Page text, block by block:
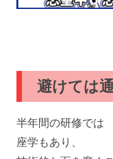
避けては
半年間の研修では
座学もあり、